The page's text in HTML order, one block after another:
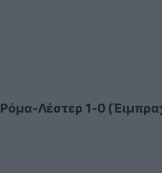
Ρόμα-Λέστερ 1-0